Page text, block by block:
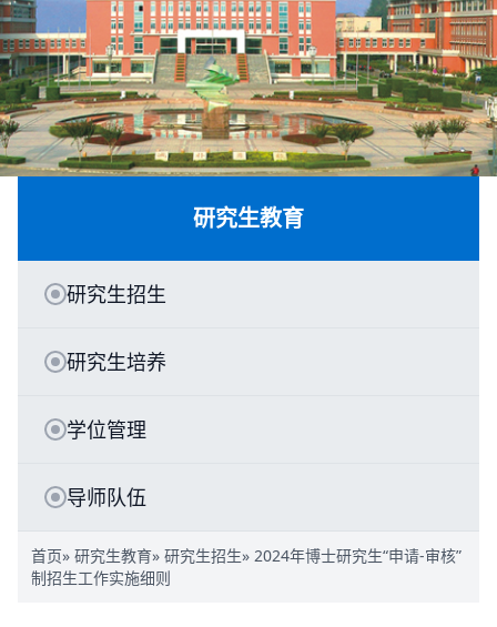
研究生教育
研究生招生
研究生培养
学位管理
导师队伍
首页» 研究生教育» 研究生招生» 2024年博士研究生“申请-审核”
制招生工作实施细则